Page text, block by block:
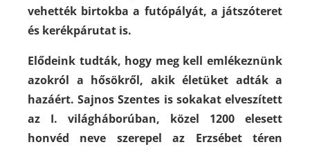
vehették birtokba a futópályát, a játszóteret
és kerékpárutat is.
Elődeink tudták, hogy meg kell emlékeznünk
azokról a hősökről, akik életüket adták a
hazáért. Sajnos Szentes is sokakat elveszített
az I. világháborúban, közel 1200 elesett
honvéd neve szerepel az Erzsébet téren